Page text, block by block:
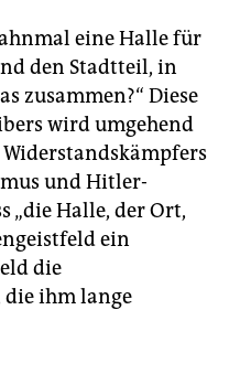
eine Halle für
den Stadtteil, in
zusammen?“ Diese
wird umgehend
und Hitler-
„die Halle, der Ort,
ein
die
ihm lange